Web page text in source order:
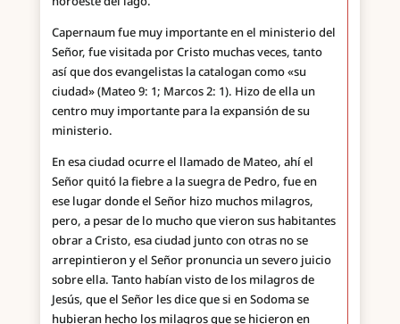
Capernaum fue muy importante en el ministerio del
Señor, fue visitada por Cristo muchas veces, tanto
así que dos evangelistas la catalogan como «su
ciudad» (Mateo 9: 1; Marcos 2: 1). Hizo de ella un
centro muy importante para la expansión de su
ministerio.
En esa ciudad ocurre el llamado de Mateo, ahí el
Señor quitó la fiebre a la suegra de Pedro, fue en
ese lugar donde el Señor hizo muchos milagros,
pero, a pesar de lo mucho que vieron sus habitantes
obrar a Cristo, esa ciudad junto con otras no se
arrepintieron y el Señor pronuncia un severo juicio
sobre ella. Tanto habían visto de los milagros de
Jesús, que el Señor les dice que si en Sodoma se
hubieran hecho los milagros que se hicieron en